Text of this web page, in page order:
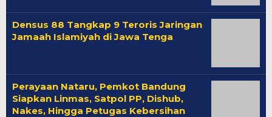
Densus 88 Tangkap 9 Teroris Jaringan
Jamaah Islamiyah di Jawa Tenga
Perayaan Nataru, Pemkot Bandung
Siapkan Linmas, Satpol PP, Dishub,
Nakes, Hingga Petugas Kebersihan